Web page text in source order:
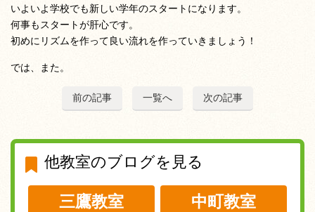
いよいよ学校でも新しい学年のスタートになります。
何事もスタートが肝心です。
初めにリズムを作って良い流れを作っていきましょう！
では、また。
前の記事 一覧へ 次の記事
他教室のブログを見る
三鷹教室 中町教室